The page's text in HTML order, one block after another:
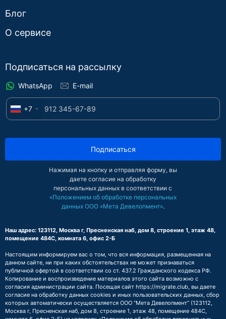
Блог
О сервисе
Подписаться на рассылку
WhatsApp E-mail
+7
Подписаться
Нажимая на кнопку и отправляя форму, вы
даете согласие на обработку
персональных данных в соответствии с
«Положением об обработке персональных
данных ООО «Мета Девелопмент».
Наш адрес: 123112, Москва г, Пресненская наб, дом 8, строение 1, этаж 48,
помещение 484С, комната 6, офис 2-Б
Настоящим информируем вас о том, что вся информация, размещенная на
данном сайте, ни при каких обстоятельствах не может признаваться
публичной офертой в соответствии со ст. 437.2 Гражданского кодекса РФ.
Копирование и воспроизведение материалов этого сайта возможно с
согласия администрации сайта. Посещая сайт https://migrate.club, вы даете
согласие на обработку данных cookies и иных пользовательских данных, сбор
которых автоматически осуществляется ООО “Мета Девелопмент” (123112,
Москва г, Пресненская наб, дом 8, строение 1, этаж 48, помещение 484С,